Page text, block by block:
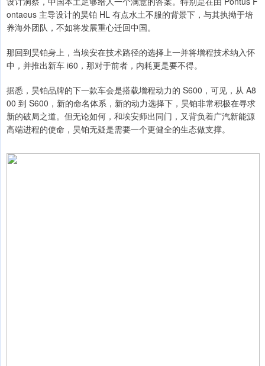
ontaeus 主导设计的昊铂 HL 有点水土不服的背景下，与其执拗于培
养海外团队，不如将发展重心迁回中国。
那回到昊铂身上，当埃安在技术路径的选择上一并将增程技术纳入怀
中，并推出新车 i60，那对于前者，内耗更是要不得。
据悉，昊铂品牌的下一款车会是搭载增程动力的 S600，可见，从 A8
00 到 S600，新的命名体系，新的动力选择下，昊铂非常积极在寻求
新的破局之道。但无论如何，和埃安师出同门，又背负着广汽新能源
高端进程的使命，昊铂无疑是需要一个更健全的生态做支撑。